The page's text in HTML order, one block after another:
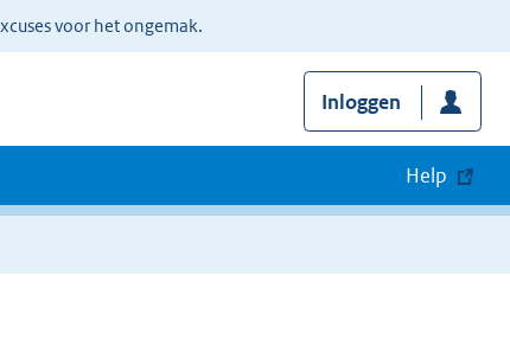
voor het ongemak.
Inloggen
Help